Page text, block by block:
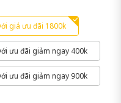
giá ưu đãi 1800k
ưu đãi giảm ngay 400k
ưu đãi giảm ngay 900k